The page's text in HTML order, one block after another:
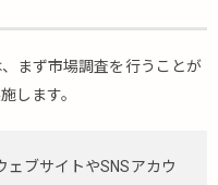
まず市場調査を行うことが
します。
ェブサイトやSNSアカウ